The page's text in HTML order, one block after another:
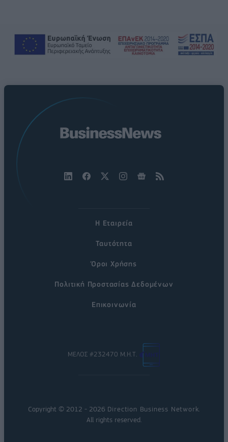
Η Εταιρεία
Ταυτότητα
Όροι Χρήσης
Πολιτική Προστασίας Δεδομένων
Επικοινωνία
ΜΕΛΟΣ #232470 Μ.Η.Τ.
Copyright © 2012 - 2026 Direction Business Network
All rights reserved.